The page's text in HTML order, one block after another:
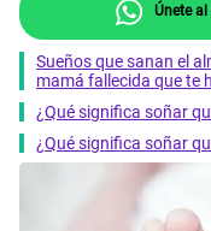
Únete
Sueños que sanan el
mamá fallecida que te
¿Qué significa soñar
¿Qué significa soñar